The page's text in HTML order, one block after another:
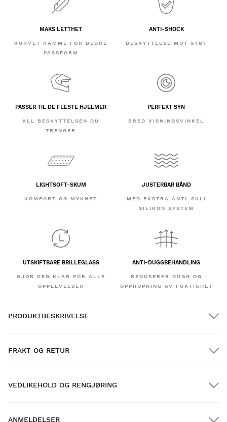
MAKS LETTHET
KURVET RAMME FOR BEDRE
PASSFORM
ANTI-SHOCK
BESKYTTELSE MOT STØT
PASSER TIL DE FLESTE HJELMER
ALL BESKYTTELSEN DU
TRENGER
PERFEKT SYN
BRED VISNINGSVINKEL
LIGHTSOFT-SKUM
KOMFORT OG MYKHET
JUSTERBAR BÅND
MED EKSTRA ANTI-SKLI
SILIKON SYSTEM
UTSKIFTBARE BRILLEGLASS
GJØR DEG KLAR FOR ALLE
OPPLEVELSER
ANTI-DUGGBEHANDLING
REDUSERER DUGG OG
OPPHOPNING AV FUKTIGHET
PRODUKTBESKRIVELSE
FRAKT OG RETUR
VEDLIKEHOLD OG RENGJØRING
ANMELDELSER